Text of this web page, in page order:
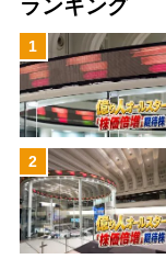
ランキング
1
2